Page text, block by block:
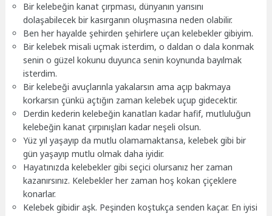
Bir kelebeğin kanat çırpması, dünyanın yarısını
dolaşabilecek bir kasırganın oluşmasına neden olabilir.
Ben her hayalde şehirden şehirlere uçan kelebekler gibiyim.
Bir kelebek misali uçmak isterdim, o daldan o dala konmak
senin o güzel kokunu duyunca senin koynunda bayılmak
isterdim.
Bir kelebeği avuçlarınla yakalarsın ama açıp bakmaya
korkarsın çünkü açtığın zaman kelebek uçup gidecektir.
Derdin kederin kelebeğin kanatları kadar hafif, mutluluğun
kelebeğin kanat çırpınışları kadar neşeli olsun.
Yüz yıl yaşayıp da mutlu olamamaktansa, kelebek gibi bir
gün yaşayıp mutlu olmak daha iyidir.
Hayatınızda kelebekler gibi seçici olursanız her zaman
kazanırsınız. Kelebekler her zaman hoş kokan çiçeklere
konarlar.
Kelebek gibidir aşk. Peşinden koştukça senden kaçar. En iyisi